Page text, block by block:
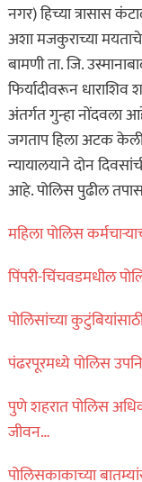
नगर) हिच्या त्रासास
अशा मजकुराच्या मयताचे
बामणी ता. जि.
फिर्यादीवरून
अंतर्गत गुन्हा नोंदवला
जगताप हिला अटक केली
न्यायालयाने दोन
आहे. पोलिस पुढील
महिला पोलिस
पिंपरी-चिंचवडमधील
पोलिसांच्या
पंढरपूरमध्ये पोलिस
पुणे शहरात पोलिस
जीवन…
पोलिसकाकाच्या